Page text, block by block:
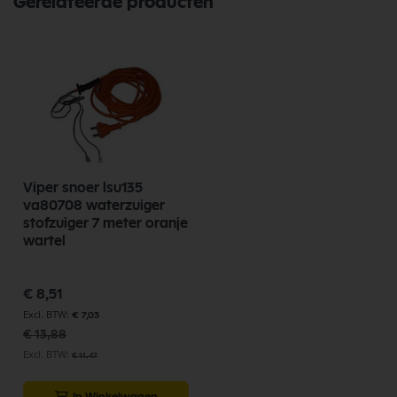
Viper snoer lsu135
va80708 waterzuiger
stofzuiger 7 meter oranje
wartel
Speciale
prijs
€ 8,51
€ 7,03
€ 13,88
€ 11,47